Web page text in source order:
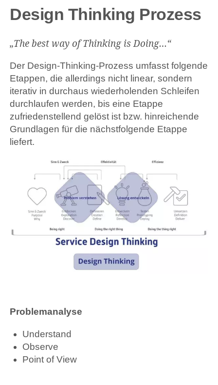
Design Thinking Prozess
„The best way of Thinking is Doing…“
Der Design-Thinking-Prozess umfasst folgende
Etappen, die allerdings nicht linear, sondern
iterativ in durchaus wiederholenden Schleifen
durchlaufen werden, bis eine Etappe
zufriedenstellend gelöst ist bzw. hinreichende
Grundlagen für die nächstfolgende Etappe
liefert.
Problemanalyse
Understand
Observe
Point of View